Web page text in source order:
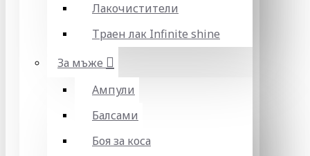
Лакочистители
Траен лак Infinite shine
За мъже
Ампули
Балсами
Боя за коса